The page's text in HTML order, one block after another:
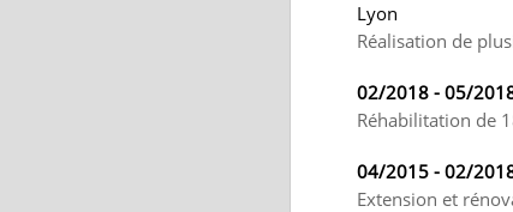
Lyon
Réalisation de
02/2018 - 05/
Réhabilitation de
04/2015 - 02/
Extension et